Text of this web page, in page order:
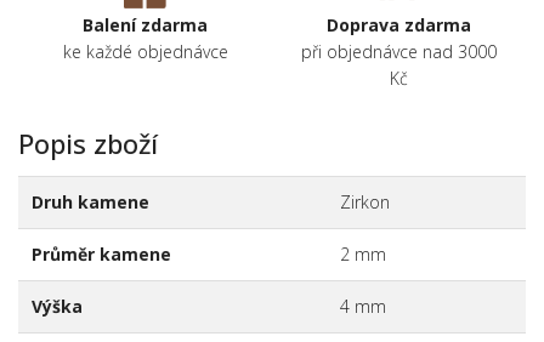
Balení zdarma
ke každé objednávce
Doprava zdarma
při objednávce nad 3000
Kč
Popis zboží
Druh kamene Zirkon
Průměr kamene 2 mm
Výška 4 mm